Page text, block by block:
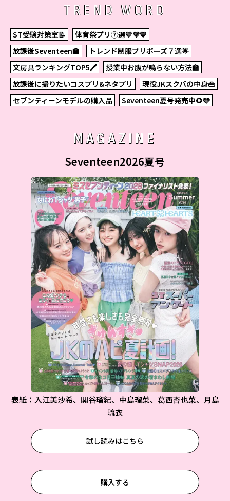
TREND WORD
ST受験対策室📝
体育祭プリ⑦選💛💜💙
放課後Seventeen🏫
トレンド制服プリポーズ７選🌟
文房具ランキングTOP5🖊
授業中お腹が鳴らない方法🏫
放課後に撮りたいコスプリ&ネタプリ
現役JKスクバの中身👜
セブンティーンモデルの購入品
Seventeen夏号発売中🌻🩵
MAGAZINE
Seventeen2026夏号
表紙：入江美沙希、関谷瑠紀、中島瑠菜、葛西杏也菜、月島
琉衣
試し読みはこちら
購入する